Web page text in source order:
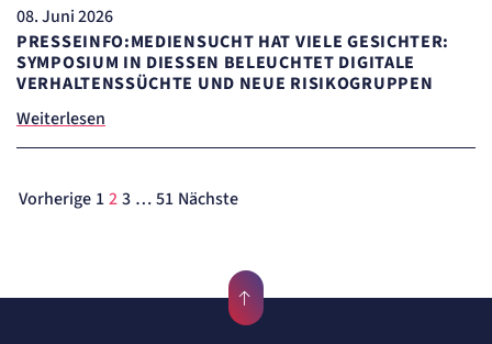
08. Juni 2026
PRESSEINFO:MEDIENSUCHT HAT VIELE GESICHTER:
SYMPOSIUM IN DIESSEN BELEUCHTET DIGITALE V
ERHALTENSSÜCHTE UND NEUE RISIKOGRUPPEN
Weiterlesen
Vorherige 123 …51 Nächste
Anbieter:
TYPO3
Zweck:
Dient der Identifizierung eines Anwenders und der besseren Bedienerführung.
Session
Name:
Behält die Zustände des Benutzers bei allen Seitenanfragen bei.